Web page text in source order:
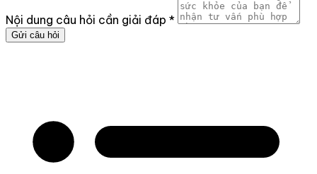
Nội dung câu hỏi cần giải đáp *
Gửi câu hỏi